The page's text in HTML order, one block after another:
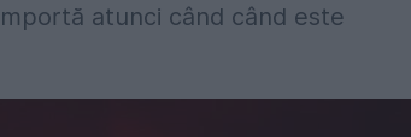
atunci când când este